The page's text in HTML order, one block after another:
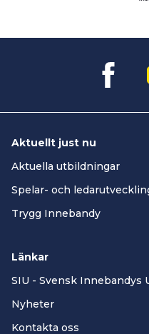
Aktuellt just nu
Aktuella utbildningar
Spelar- och
Trygg Innebandy
Länkar
SIU - Svensk Innebandys
Nyheter
Kontakta oss